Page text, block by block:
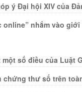
ý Đại hội XIV của
online” nhắm vào giới
số điều của Luật
chứng thư số trên